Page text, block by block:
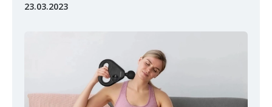
23.03.2023